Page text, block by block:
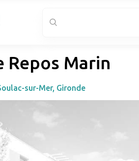
Repos Marin
sur-Mer, Gironde